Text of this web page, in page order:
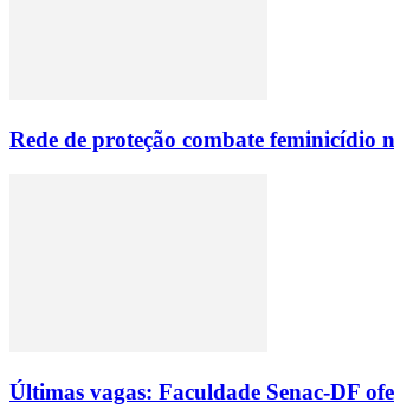
Rede de proteção combate feminicídio
Últimas vagas: Faculdade Senac-DF